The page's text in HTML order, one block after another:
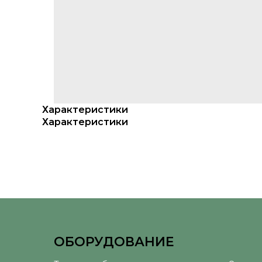
Характеристики
Характеристики
ОБОРУДОВАНИЕ